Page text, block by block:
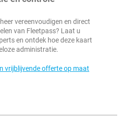
vereenvoudigen en direct
van Fleetpass? Laat u
en ontdek hoe deze kaart
administratie.
vrijblijvende offerte op maat